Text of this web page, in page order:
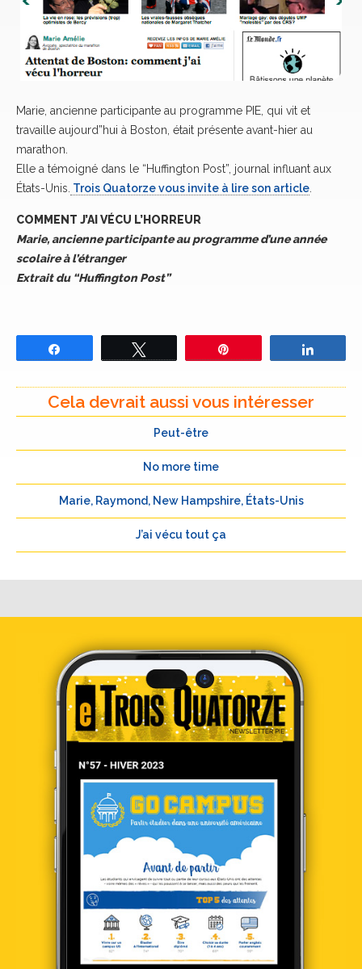
Marie, ancienne participante au programme PIE, qui vit et
travaille aujourd”hui à Boston, était présente avant-hier au
marathon.
Elle a témoigné dans le “Huffington Post”, journal influant aux
États-Unis. Trois Quatorze vous invite à lire son article
COMMENT J’AI VÉCU L’HORREUR
Marie, ancienne participante au programme d’une année
scolaire à l’étranger
Extrait du “Huffington Post”
Cela devrait aussi vous intéresser
Peut-être
No more time
Marie, Raymond, New Hampshire, États-Unis
J’ai vécu tout ça